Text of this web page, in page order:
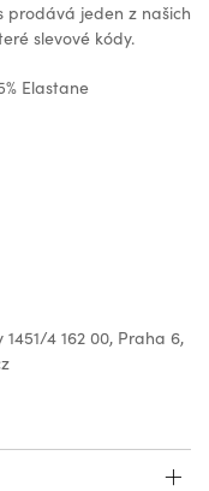
prodává jeden z našich
slevové kódy.
Elastane
4 162 00, Praha 6,